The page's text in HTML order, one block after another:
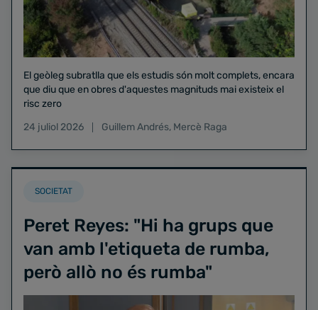
El geòleg subratlla que els estudis són molt complets, encara
que diu que en obres d'aquestes magnituds mai existeix el
risc zero
24 juliol 2026
Guillem Andrés, Mercè Raga
SOCIETAT
Peret Reyes: "Hi ha grups que
van amb l'etiqueta de rumba,
però allò no és rumba"